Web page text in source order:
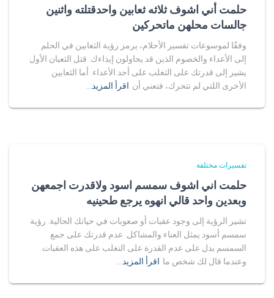
حلمت أني اشوف ثلاثه ثعابين واحدقتلته واثنين
جالسات محلهن ماتحركين
وفقًا لموسوعات تفسير الأحلام، يرمز رؤية الثعابين في الحلم
إلى الأعداء والخصوم الذين قد يحاولون إيذاءك. قتل الثعبان الأول
يشير إلى قدرتك على التغلب على أحد الأعداء. أما الثعابين
الأخرى اللتي لم تتحرك، فتعني أن اقرأ المزيد…
تفسيرات مختلفة
حلمت اني اشوف سمسم اسود ولاقدرت اجمعهن
وبعدين واحد قالي انهوه يرجع طحينيه
تشير الرؤية إلى وجود عقبات أو صعوبات في حياتك الحالية. رؤية
سمسم أسود يمثل العناء والمشاكل. عدم قدرتك على جمع
السمسم يدل على عدم القدرة على التغلب على هذه العقبات.
وعندما قال لك شخص ما اقرأ المزيد…